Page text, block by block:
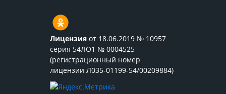
Лицензия от 18.06.2019 № 10957
серия 54ЛО1 № 0004525
(регистрационный номер
лицензии Л035-01199-54/00209884)